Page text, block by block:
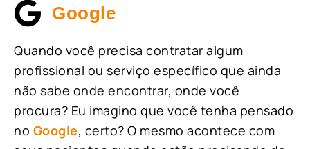
Google
Quando você precisa contratar algum
profissional ou serviço específico que ainda
não sabe onde encontrar, onde você
procura? Eu imagino que você tenha pensado
no Google, certo? O mesmo acontece com